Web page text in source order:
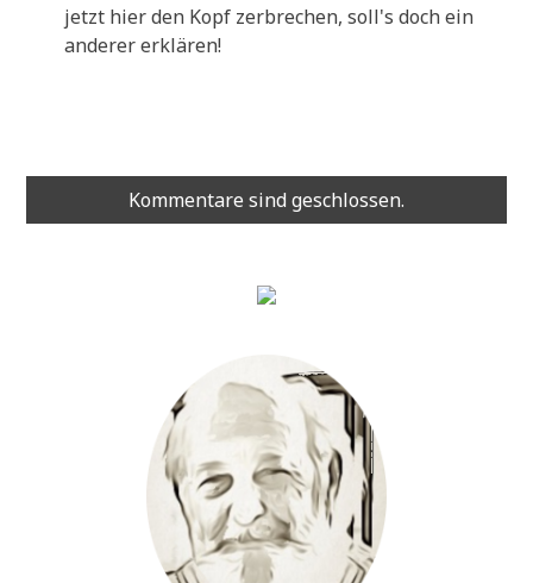
jetzt hier den Kopf zer­bre­chen, soll's doch ein
ande­rer erklären!
Kommentare sind geschlossen.